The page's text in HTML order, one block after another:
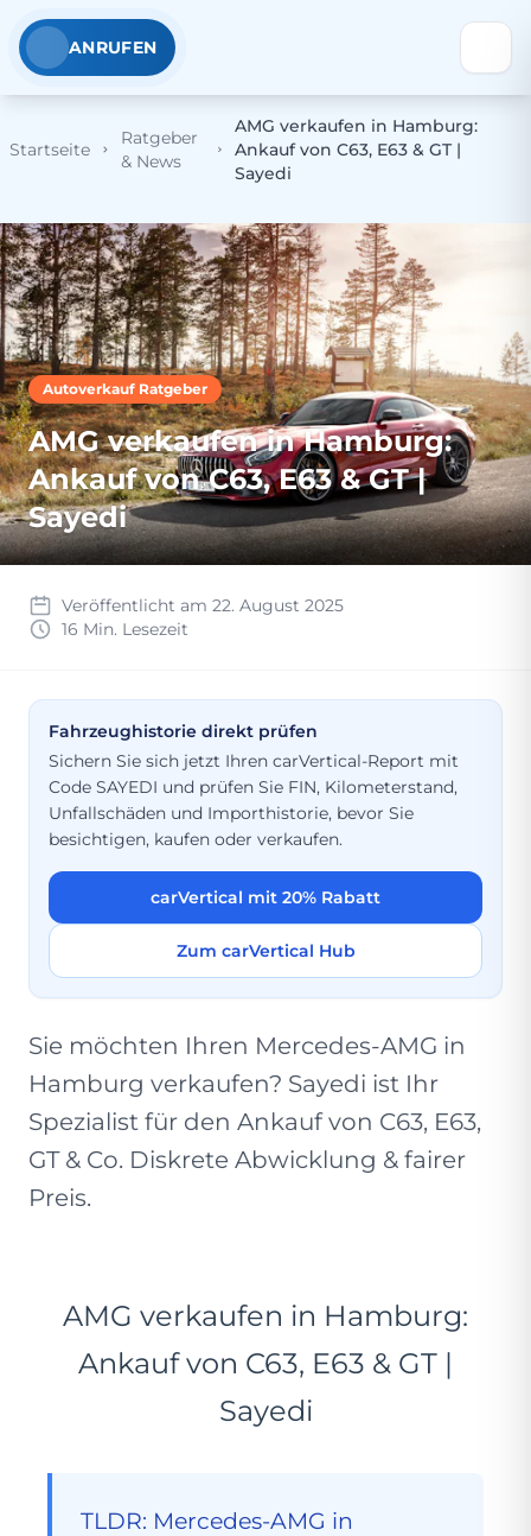
ANRUFEN
Startseite
Ratgeber
& News
AMG verkaufen in Hamburg:
Ankauf von C63, E63 & GT |
Sayedi
Autoverkauf Ratgeber
AMG verkaufen in Hamburg:
Ankauf von C63, E63 & GT |
Sayedi
Veröffentlicht am 22. August 2025
16 Min. Lesezeit
Fahrzeughistorie direkt prüfen
Sichern Sie sich jetzt Ihren carVertical-Report mit
Code SAYEDI und prüfen Sie FIN, Kilometerstand,
Unfallschäden und Importhistorie, bevor Sie
besichtigen, kaufen oder verkaufen.
carVertical mit 20% Rabatt
Zum carVertical Hub
Sie möchten Ihren Mercedes-AMG in
Hamburg verkaufen? Sayedi ist Ihr
Spezialist für den Ankauf von C63, E63,
GT & Co. Diskrete Abwicklung & fairer
Preis.
AMG verkaufen in Hamburg:
Ankauf von C63, E63 & GT |
Sayedi
TLDR: Mercedes-AMG in